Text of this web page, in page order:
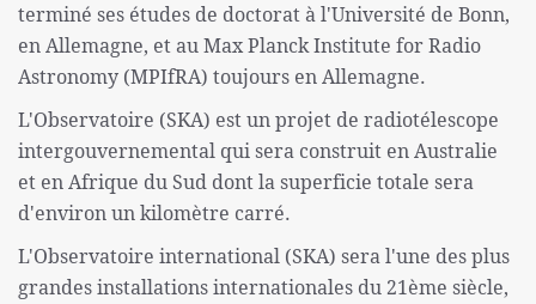
terminé ses études de doctorat à l'Université de Bonn,
en Allemagne, et au Max Planck Institute for Radio
Astronomy (MPIfRA) toujours en Allemagne.
L'Observatoire (SKA) est un projet de radiotélescope
intergouvernemental qui sera construit en Australie
et en Afrique du Sud dont la superficie totale sera
d'environ un kilomètre carré.
L'Observatoire international (SKA) sera l'une des plus
grandes installations internationales du 21ème siècle,